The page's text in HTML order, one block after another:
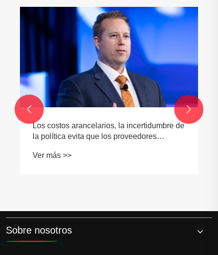
Los costos arancelarios, la incertidumbre de
la política evita que los proveedores
Ver más >>
 
Sobre nosotros